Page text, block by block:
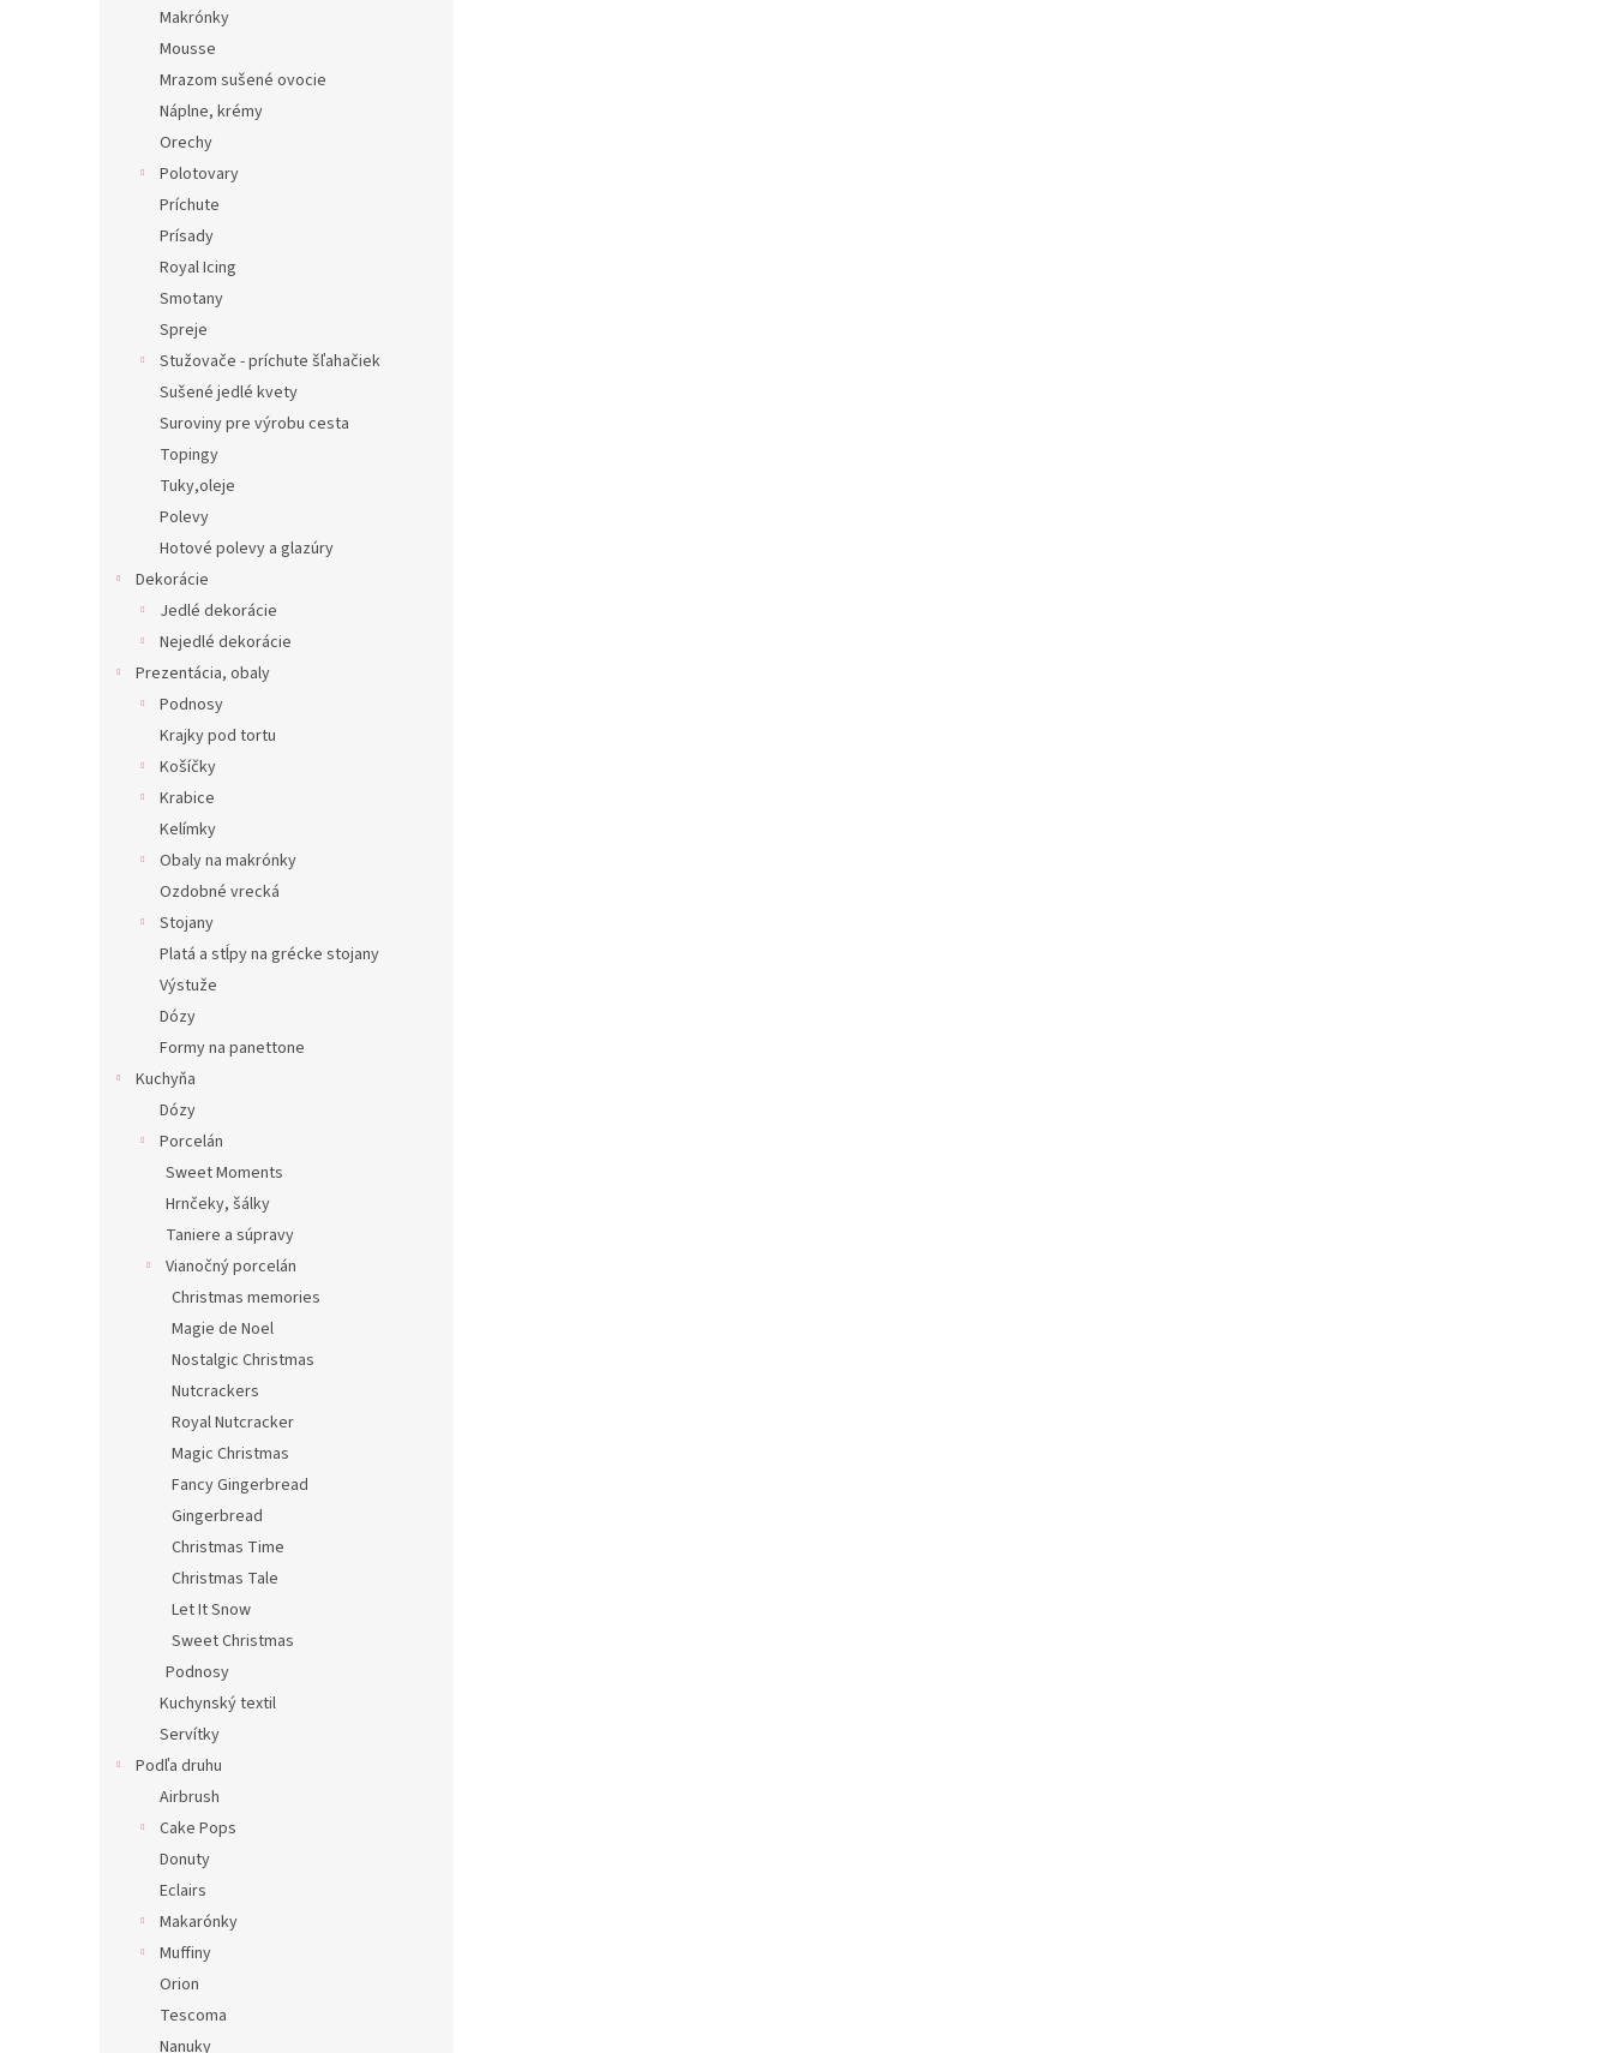
Makrónky
Mousse
Mrazom sušené ovocie
Náplne, krémy
Orechy
Polotovary
Príchute
Prísady
Royal Icing
Smotany
Spreje
Stužovače - príchute šľahačiek
Sušené jedlé kvety
Suroviny pre výrobu cesta
Topingy
Tuky,oleje
Polevy
Hotové polevy a glazúry
Dekorácie
Jedlé dekorácie
Nejedlé dekorácie
Prezentácia, obaly
Podnosy
Krajky pod tortu
Košíčky
Krabice
Kelímky
Obaly na makrónky
Ozdobné vrecká
Stojany
Platá a stĺpy na grécke stojany
Výstuže
Dózy
Formy na panettone
Kuchyňa
Dózy
Porcelán
Sweet Moments
Hrnčeky, šálky
Taniere a súpravy
Vianočný porcelán
Christmas memories
Magie de Noel
Nostalgic Christmas
Nutcrackers
Royal Nutcracker
Magic Christmas
Fancy Gingerbread
Gingerbread
Christmas Time
Christmas Tale
Let It Snow
Sweet Christmas
Podnosy
Kuchynský textil
Servítky
Podľa druhu
Airbrush
Cake Pops
Donuty
Eclairs
Makarónky
Muffiny
Orion
Tescoma
Nanuky